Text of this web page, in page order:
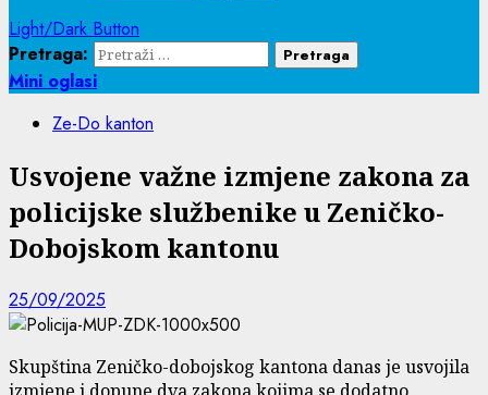
Light/Dark Button
Pretraga:
Mini oglasi
Ze-Do kanton
Usvojene važne izmjene zakona za
policijske službenike u Zeničko-
Dobojskom kantonu
25/09/2025
Skupština Zeničko-dobojskog kantona danas je usvojila